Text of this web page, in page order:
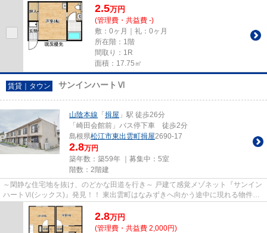
2.5万円
(管理費・共益費 -)
敷：0ヶ月｜礼：0ヶ月
所在階：1階
間取り：1R
面積：17.75㎡
賃貸｜タウン サンインハートⅥ
山陰本線 「 揖屋 」駅 徒歩26分
「崎田会館前」バス停下車 徒歩2分
島根県松江市東出雲町揖屋2690-17
2.8万円
築年数：築59年 ｜募集中： 5室
階数：2階建
～閑静な住宅地を抜け、のどかな田道を行き～ 戸建て感覚メゾネット『サンイン
ハートⅥ(シックス)』発見！！ 東出雲町はなみずきへ向かう途中に現れる物件。
のどか過ぎてなにも無いの...
2.8万円
(管理費・共益費 2,000円)